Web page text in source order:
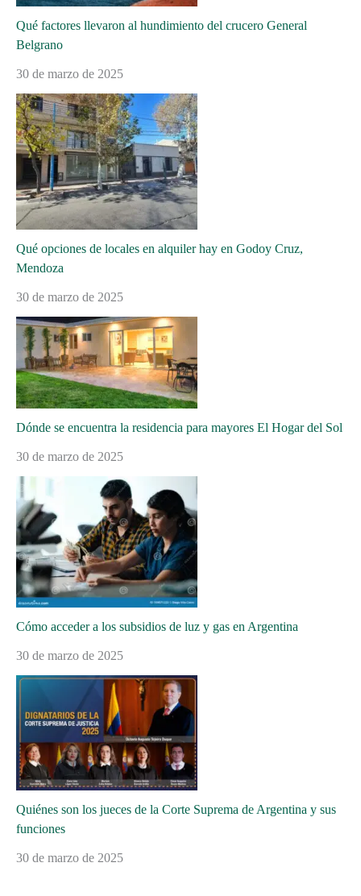
Qué factores llevaron al hundimiento del crucero General
Belgrano
30 de marzo de 2025
Qué opciones de locales en alquiler hay en Godoy Cruz,
Mendoza
30 de marzo de 2025
Dónde se encuentra la residencia para mayores El Hogar del Sol
30 de marzo de 2025
Cómo acceder a los subsidios de luz y gas en Argentina
30 de marzo de 2025
Quiénes son los jueces de la Corte Suprema de Argentina y sus
funciones
30 de marzo de 2025